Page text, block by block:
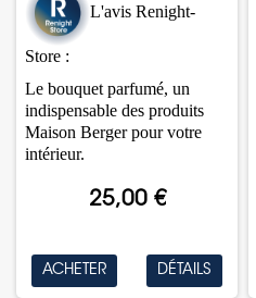
25,00 €
L'avis Renight-
Store :
Le bouquet parfumé, un
indispensable des produits
Maison Berger pour votre
intérieur.
ACHETER DÉTAILS